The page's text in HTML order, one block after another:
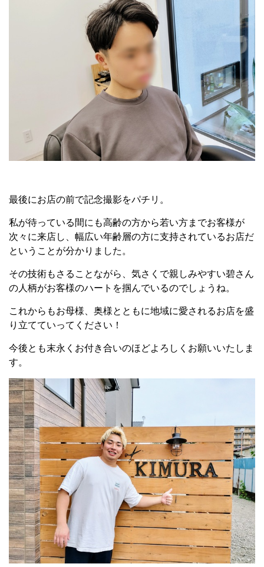
最後にお店の前で記念撮影をパチリ。
私が待っている間にも高齢の方から若い方までお客様が
次々に来店し、幅広い年齢層の方に支持されているお店だ
ということが分かりました。
その技術もさることながら、気さくで親しみやすい碧さん
の人柄がお客様のハートを掴んでいるのでしょうね。
これからもお母様、奥様とともに地域に愛されるお店を盛
り立てていってください！
今後とも末永くお付き合いのほどよろしくお願いいたしま
す。